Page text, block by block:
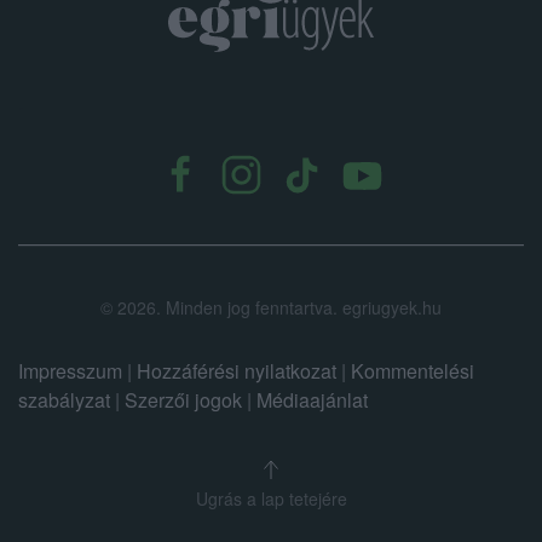
© 2026. Minden jog fenntartva. egriugyek.hu
Impresszum | Hozzáférési nyilatkozat | Kommentelési
szabályzat | Szerzői jogok | Médiaajánlat
Ugrás a lap tetejére